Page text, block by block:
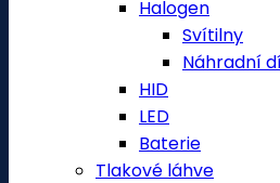
Halogen
Svítilny
Náhradní
HID
LED
Baterie
Tlakové láhve